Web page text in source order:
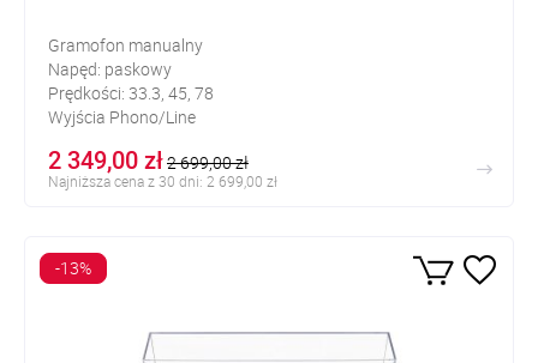
Gramofon manualny
Napęd: paskowy
Prędkości: 33.3, 45, 78
Wyjścia Phono/Line
2 349,00 zł2 699,00 zł
Najniższa cena z 30 dni: 2 699,00 zł
-13%